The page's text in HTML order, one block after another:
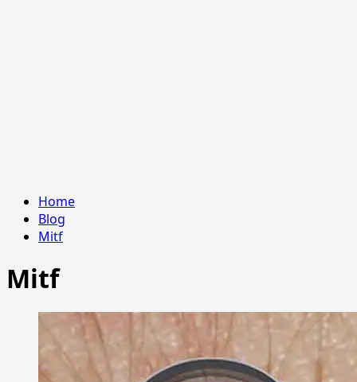
Home
Blog
Mitf
Mitf